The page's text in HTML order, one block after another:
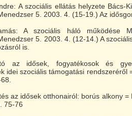
A szociális ellátás helyzete Bács-
5. 2003. 4. (15-19.) Az
A szociális háló működése
5. 2003. 4. (12-14.) A
is.
az idősek, fogyatékosok és
idei szociális támogatási rendszeréről
az idősek otthonairól: borús alkony =
75-76